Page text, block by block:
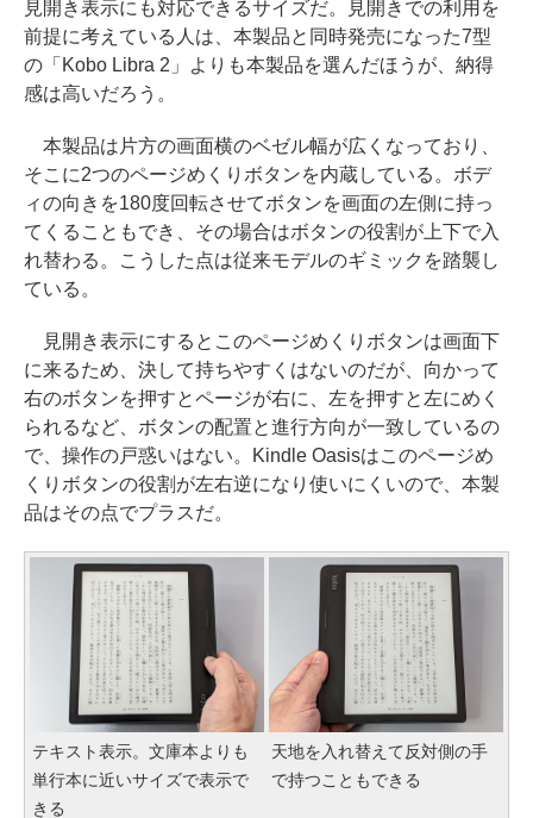
見開き表示にも対応できるサイズだ。見開きでの利用を
前提に考えている人は、本製品と同時発売になった7型
の「Kobo Libra 2」よりも本製品を選んだほうが、納得
感は高いだろう。
本製品は片方の画面横のベゼル幅が広くなっており、
そこに2つのページめくりボタンを内蔵している。ボデ
ィの向きを180度回転させてボタンを画面の左側に持っ
てくることもでき、その場合はボタンの役割が上下で入
れ替わる。こうした点は従来モデルのギミックを踏襲し
ている。
見開き表示にするとこのページめくりボタンは画面下
に来るため、決して持ちやすくはないのだが、向かって
右のボタンを押すとページが右に、左を押すと左にめく
られるなど、ボタンの配置と進行方向が一致しているの
で、操作の戸惑いはない。Kindle Oasisはこのページめ
くりボタンの役割が左右逆になり使いにくいので、本製
品はその点でプラスだ。
テキスト表示。文庫本よりも
単行本に近いサイズで表示で
きる
天地を入れ替えて反対側の手
で持つこともできる